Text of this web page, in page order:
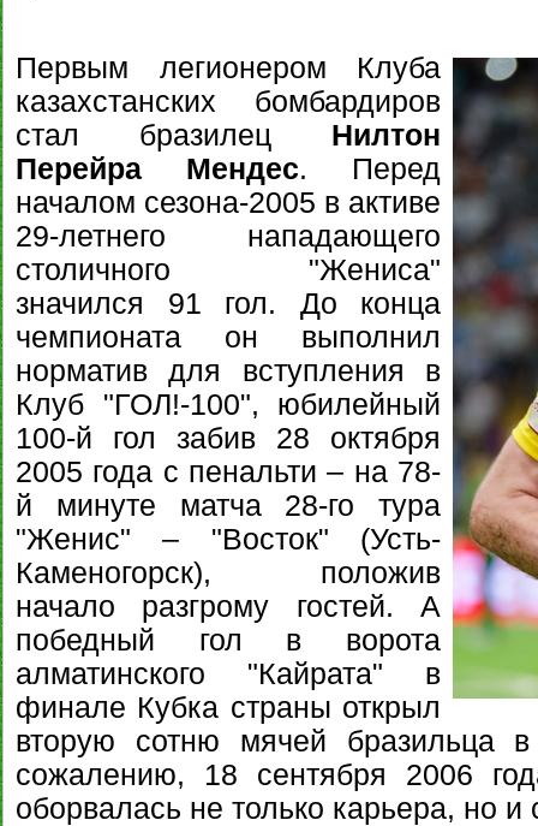
Первым легионером Клуба
казахстанских бомбардиров
стал бразилец Нилтон
Перейра Мендес. Перед
началом сезона-2005 в активе
29-летнего нападающего
столичного "Жениса"
значился 91 гол. До конца
чемпионата он выполнил
норматив для вступления в
Клуб "ГОЛ!-100", юбилейный
100-й гол забив 28 октября
2005 года с пенальти – на 78-
й минуте матча 28-го тура
"Женис" – "Восток" (Усть-
Каменогорск), положив
начало разгрому гостей. А
победный гол в ворота
алматинского "Кайрата" в
финале Кубка страны открыл
вторую сотню мячей бразильца в
сожалению, 18 сентября 2006
оборвалась не только карьера, но